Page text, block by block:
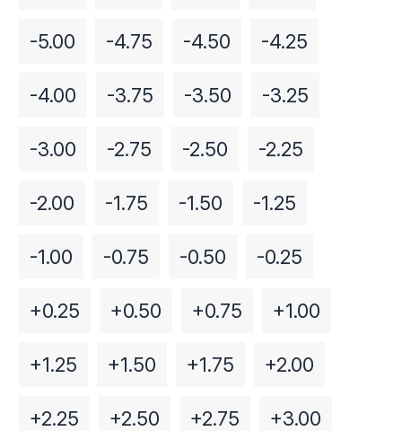
-5.00 -4.75 -4.50 -4.25
-4.00 -3.75 -3.50 -3.25
-3.00 -2.75 -2.50 -2.25
-2.00 -1.75 -1.50 -1.25
-1.00 -0.75 -0.50 -0.25
+0.25 +0.50 +0.75 +1.00
+1.25 +1.50 +1.75 +2.00
+2.25 +2.50 +2.75 +3.00